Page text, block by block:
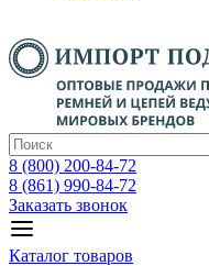
8 (800) 200-84-72
8 (861) 990-84-72
Заказать звонок
Каталог товаров